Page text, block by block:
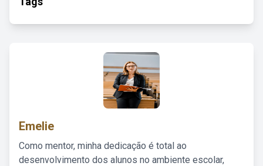
Emelie
Como mentor, minha dedicação é total ao
desenvolvimento dos alunos no ambiente escolar,